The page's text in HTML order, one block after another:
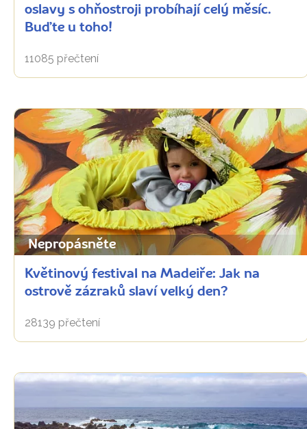
oslavy s ohňostroji probíhají celý měsíc.
Buďte u toho!
11085 přečtení
Nepropásněte
Květinový festival na Madeiře: Jak na
ostrově zázraků slaví velký den?
28139 přečtení